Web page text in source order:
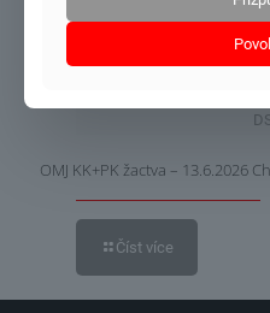
OMJ KK+PK žactva – 13.6.2026
Číst více